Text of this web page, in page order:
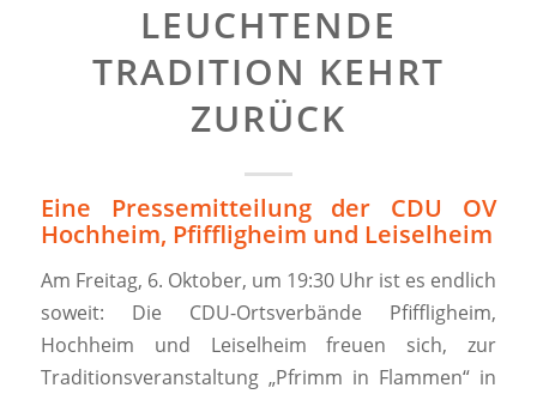
LEUCHTENDE
TRADITION KEHRT
ZURÜCK
Eine Pressemitteilung der CDU OV
Hochheim, Pfiffligheim und Leiselheim
Am Freitag, 6. Oktober, um 19:30 Uhr ist es endlich
soweit: Die CDU-Ortsverbände Pfiffligheim,
Hochheim und Leiselheim freuen sich, zur
Traditionsveranstaltung „Pfrimm in Flammen“ in